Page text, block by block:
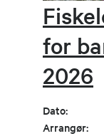
for
2026
Dato:
Arrangør: